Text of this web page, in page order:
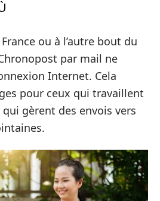
ou à l’autre bout du
par mail ne
Internet. Cela
pour ceux qui travaillent
gèrent des envois vers